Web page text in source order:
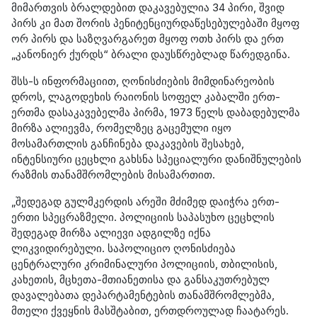
მიმართვის ბრალდებით დაკავებულია 34 პირი, შვიდ
პირს კი მათ შორის პენიტენციურდაწესებულებაში მყოფ
ორ პირს და საზღვარგარეთ მყოფ ოთხ პირს და ერთ
„კანონიერ ქურდს“ ბრალი დაუსწრებლად წარედგინა.
შსს-ს ინფორმაციით, ღონისძიების მიმდინარეობის
დროს, ლაგოდეხის რაიონის სოფელ კაბალში ერთ-
ერთმა დასაკავებელმა პირმა, 1973 წელს დაბადებულმა
მირზა ალიევმა, რომელზეც გაცემული იყო
მოსამართლის განჩინება დაკავების შესახებ,
ინტენსიური ცეცხლი გახსნა სპეციალური დანიშნულების
რაზმის თანამშრომლების მისამართით.
„შედეგად გულმკერდის არეში მძიმედ დაიჭრა ერთ-
ერთი სპეცრაზმელი. პოლიციის საპასუხო ცეცხლის
შედეგად მირზა ალიევი ადგილზე იქნა
ლიკვიდირებული. საპოლიციო ღონისძიება
ცენტრალური კრიმინალური პოლიციის, თბილისის,
კახეთის, მცხეთა-მთიანეთისა და განსაკუთრებულ
დავალებათა დეპარტამენტების თანამშრომლებმა,
მთელი ქვეყნის მასშტაბით, ერთდროულად ჩაატარეს.